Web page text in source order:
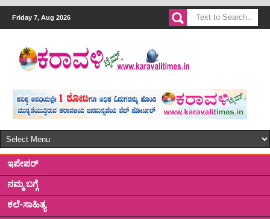
Friday 7, Aug 2026
ಇಪೇಪರ್
ನಮ್ಮ ಬಗ್ಗೆ
ಕಲೆ-ಸಾಹಿತ್ಯ